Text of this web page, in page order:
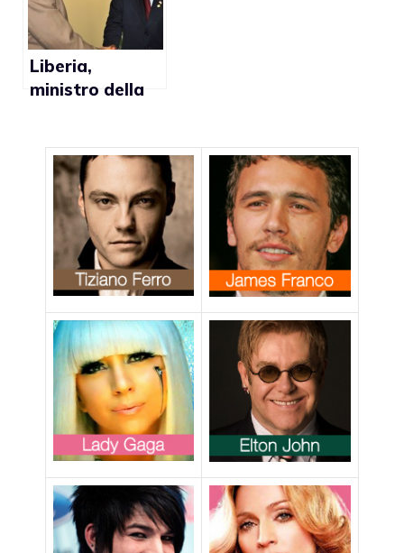
diritti dei gay”
Liberia,
ministro della
diritti lgbt